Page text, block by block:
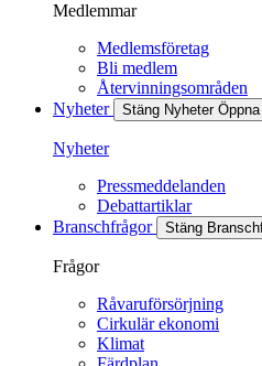
Medlemmar
Medlemsföretag
Bli medlem
Återvinningsområden
Nyheter
Stäng Nyheter
Nyheter
Pressmeddelanden
Debattartiklar
Branschfrågor
Stäng
Frågor
Råvaruförsörjning
Cirkulär ekonomi
Klimat